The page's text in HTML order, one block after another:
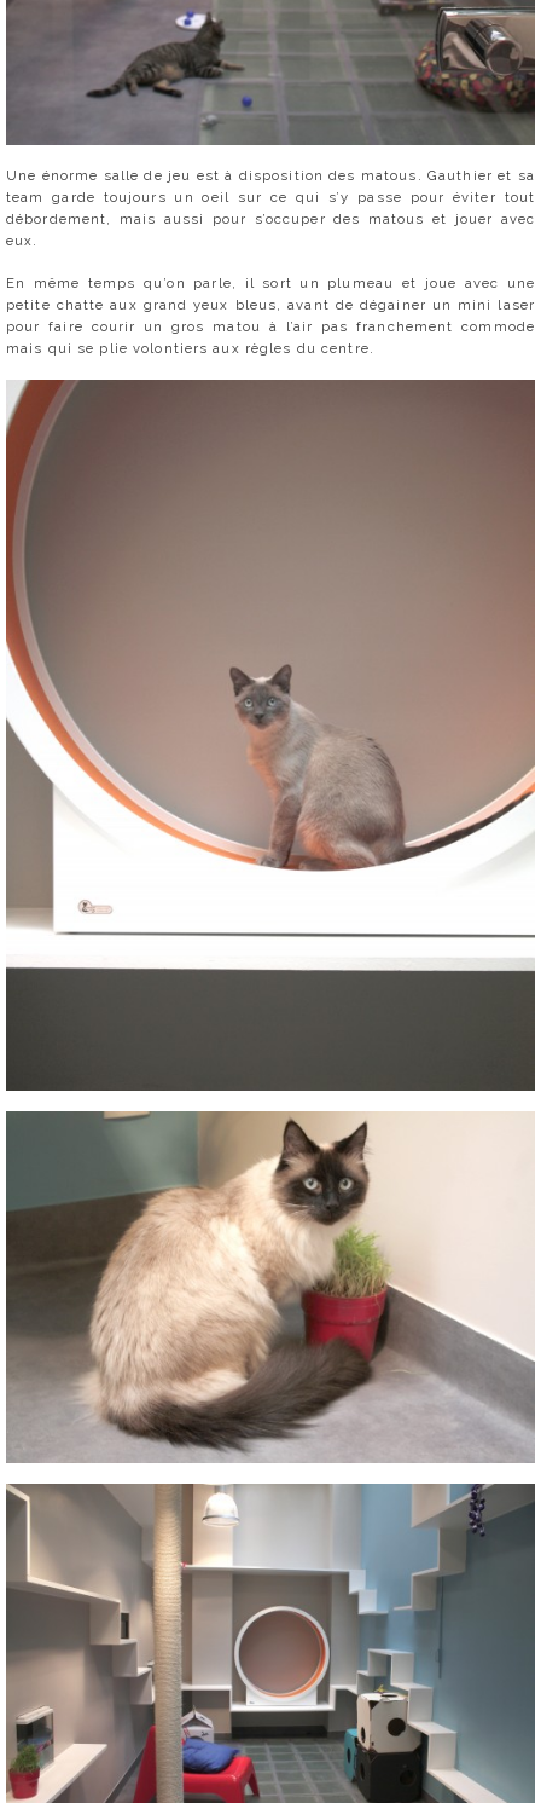
Une énorme salle de jeu est à disposition des matous. Gauthier et sa
team garde toujours un oeil sur ce qui s’y passe pour éviter tout
débordement, mais aussi pour s’occuper des matous et jouer avec
eux.
En même temps qu’on parle, il sort un plumeau et joue avec une
petite chatte aux grand yeux bleus, avant de dégainer un mini laser
pour faire courir un gros matou à l’air pas franchement commode
mais qui se plie volontiers aux règles du centre.